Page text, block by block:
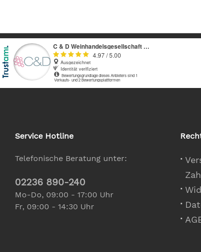
Service Hotline
Telefonische Beratung unter:
02236 890-240
Mo-Do, 09:00 - 17:00 Uhr
Fr, 09:00 - 14:30 Uhr